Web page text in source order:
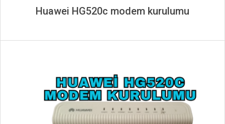
Huawei HG520c modem kurulumu